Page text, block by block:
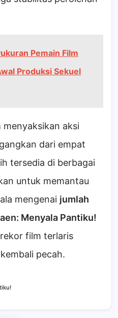
Pemain Film
Produksi Sekuel
menyaksikan aksi
dari empat
tersedia di berbagai
untuk memantau
mengenai jumlah
Menyala Pantiku!
film terlaris
pecah.